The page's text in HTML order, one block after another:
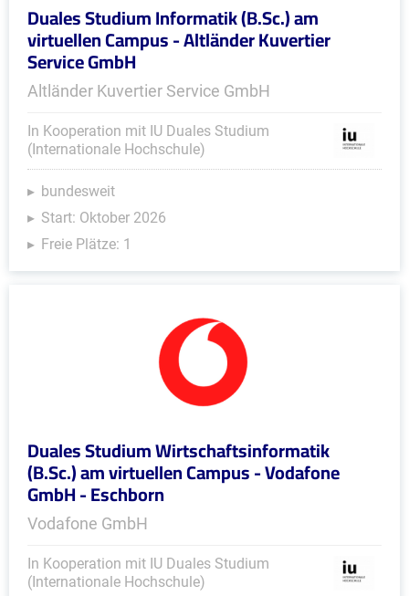
Duales Studium Informatik (B.Sc.) am
virtuellen Campus - Altländer Kuvertier
Service GmbH
Altländer Kuvertier Service GmbH
In Kooperation mit IU Duales Studium
(Internationale Hochschule)
bundesweit
Start: Oktober 2026
Freie Plätze: 1
Duales Studium Wirtschaftsinformatik
(B.Sc.) am virtuellen Campus - Vodafone
GmbH - Eschborn
Vodafone GmbH
In Kooperation mit IU Duales Studium
(Internationale Hochschule)